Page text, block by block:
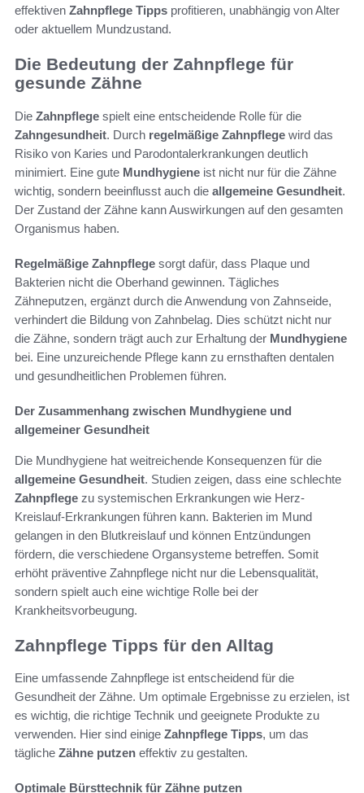
effektiven Zahnpflege Tipps profitieren, unabhängig von Alter
oder aktuellem Mundzustand.
Die Bedeutung der Zahnpflege für
gesunde Zähne
Die Zahnpflege spielt eine entscheidende Rolle für die
Zahngesundheit. Durch regelmäßige Zahnpflege wird das
Risiko von Karies und Parodontalerkrankungen deutlich
minimiert. Eine gute Mundhygiene ist nicht nur für die Zähne
wichtig, sondern beeinflusst auch die allgemeine Gesundheit.
Der Zustand der Zähne kann Auswirkungen auf den gesamten
Organismus haben.
Regelmäßige Zahnpflege sorgt dafür, dass Plaque und
Bakterien nicht die Oberhand gewinnen. Tägliches
Zähneputzen, ergänzt durch die Anwendung von Zahnseide,
verhindert die Bildung von Zahnbelag. Dies schützt nicht nur
die Zähne, sondern trägt auch zur Erhaltung der Mundhygiene
bei. Eine unzureichende Pflege kann zu ernsthaften dentalen
und gesundheitlichen Problemen führen.
Der Zusammenhang zwischen Mundhygiene und
allgemeiner Gesundheit
Die Mundhygiene hat weitreichende Konsequenzen für die
allgemeine Gesundheit. Studien zeigen, dass eine schlechte
Zahnpflege zu systemischen Erkrankungen wie Herz-
Kreislauf-Erkrankungen führen kann. Bakterien im Mund
gelangen in den Blutkreislauf und können Entzündungen
fördern, die verschiedene Organsysteme betreffen. Somit
erhöht präventive Zahnpflege nicht nur die Lebensqualität,
sondern spielt auch eine wichtige Rolle bei der
Krankheitsvorbeugung.
Zahnpflege Tipps für den Alltag
Eine umfassende Zahnpflege ist entscheidend für die
Gesundheit der Zähne. Um optimale Ergebnisse zu erzielen, ist
es wichtig, die richtige Technik und geeignete Produkte zu
verwenden. Hier sind einige Zahnpflege Tipps, um das
tägliche Zähne putzen effektiv zu gestalten.
Optimale Bürsttechnik für Zähne putzen